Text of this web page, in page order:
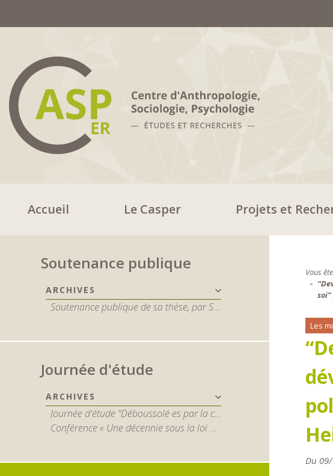
Accueil Le Casper Projets et
Soutenance publique
ARCHIVES
Soutenance publique de sa thèse, par Sophie De Spiegeleir
Journée d'étude
ARCHIVES
Journée d'étude "Déboussolé·es par la crise en santé mentale ? Naviguer entre les enjeux cliniques, organisationnels, sociaux, éthiques et juridiques" 22 mai 2025
Conférence « Une décennie sous la loi du 5 mai 2014 : quel avenir pour les personnes internées ? »
Vous
Les
Du